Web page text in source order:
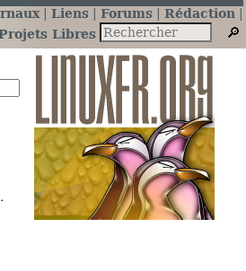
Liens Forums
Rédaction
Libres